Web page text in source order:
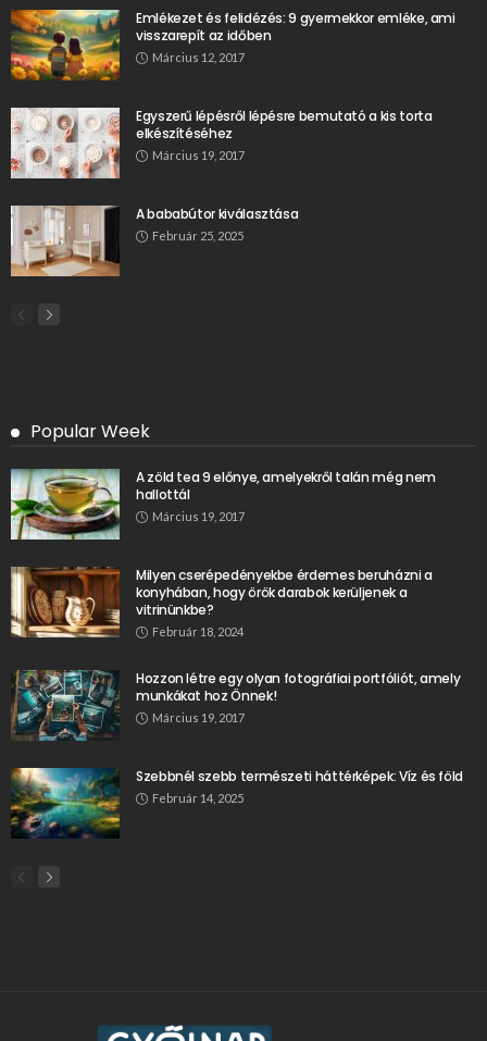
Emlékezet és felidézés: 9 gyermekkor emléke, ami
visszarepít az időben
Március 12, 2017
Egyszerű lépésről lépésre bemutató a kis torta
elkészítéséhez
Március 19, 2017
A bababútor kiválasztása
Február 25, 2025
Popular Week
A zöld tea 9 előnye, amelyekről talán még nem
hallottál
Március 19, 2017
Milyen cserépedényekbe érdemes beruházni a
konyhában, hogy örök darabok kerüljenek a
vitrinünkbe?
Február 18, 2024
Hozzon létre egy olyan fotográfiai portfóliót, amely
munkákat hoz Önnek!
Március 19, 2017
Szebbnél szebb természeti háttérképek: Víz és föld
Február 14, 2025